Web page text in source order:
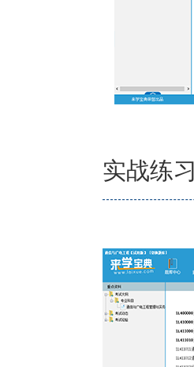
实战练习